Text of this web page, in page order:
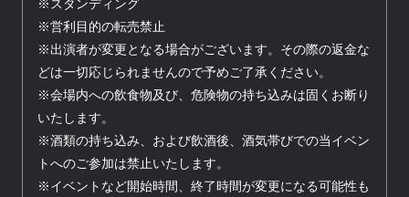
※スタンディング
※営利目的の転売禁止
※出演者が変更となる場合がございます。その際の返金な
どは一切応じられませんので予めご了承ください。
※会場内への飲食物及び、危険物の持ち込みは固くお断り
いたします。
※酒類の持ち込み、および飲酒後、酒気帯びでの当イベン
トへのご参加は禁止いたします。
※イベントなど開始時間、終了時間が変更になる可能性も